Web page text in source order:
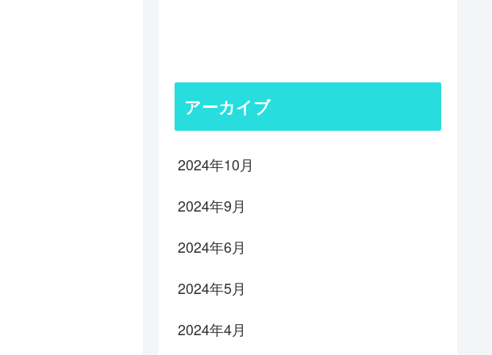
アーカイブ
2024年10月
2024年9月
2024年6月
2024年5月
2024年4月